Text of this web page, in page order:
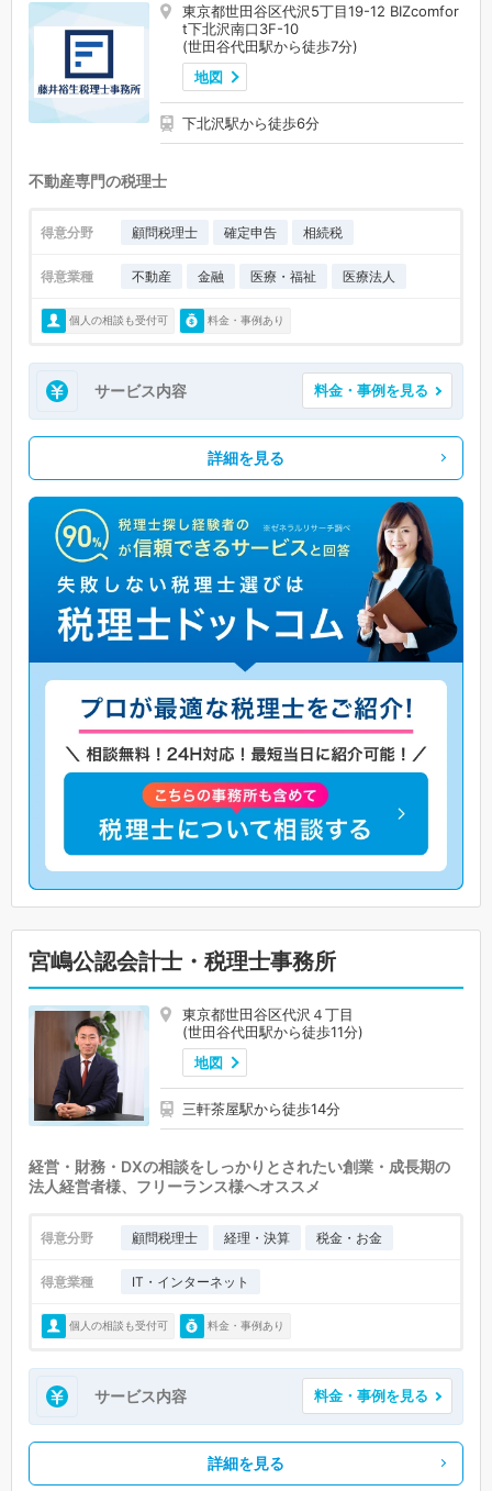
東京都世田谷区代沢5丁目19-12 BIZcomfor
t下北沢南口3F-10
(世田谷代田駅から徒歩7分)
地図
下北沢駅から徒歩6分
不動産専門の税理士
得意分野 顧問税理士 確定申告 相続税
得意業種 不動産 金融 医療・福祉 医療法人
個人の相談も受付可 料金・事例あり
サービス内容 料金・事例を見る
詳細を見る
宮嶋公認会計士・税理士事務所
東京都世田谷区代沢４丁目
(世田谷代田駅から徒歩11分)
地図
三軒茶屋駅から徒歩14分
経営・財務・DXの相談をしっかりとされたい創業・成長期の
法人経営者様、フリーランス様へオススメ
得意分野 顧問税理士 経理・決算 税金・お金
得意業種 IT・インターネット
個人の相談も受付可 料金・事例あり
サービス内容 料金・事例を見る
詳細を見る